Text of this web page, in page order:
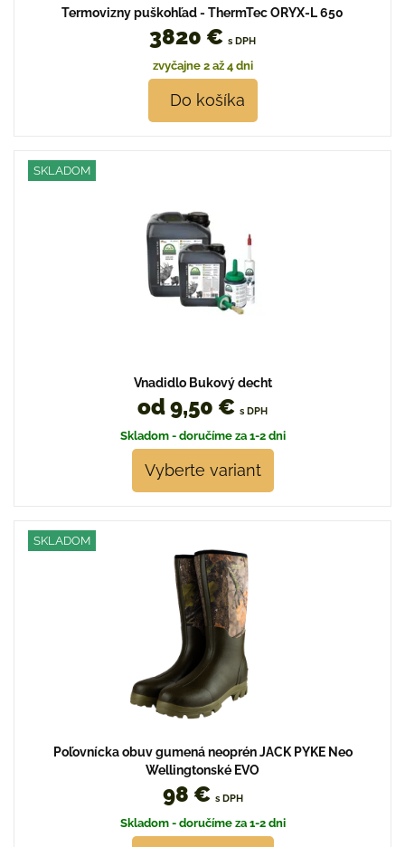
Termovizny puškohľad - ThermTec ORYX-L 650
3820 € s DPH
zvyčajne 2 až 4 dni
Do košíka
SKLADOM
Vnadidlo Bukový decht
od 9,50 € s DPH
Skladom - doručíme za 1-2 dni
Vyberte variant
SKLADOM
Poľovnícka obuv gumená neoprén JACK PYKE Neo
Wellingtonské EVO
98 € s DPH
Skladom - doručíme za 1-2 dni